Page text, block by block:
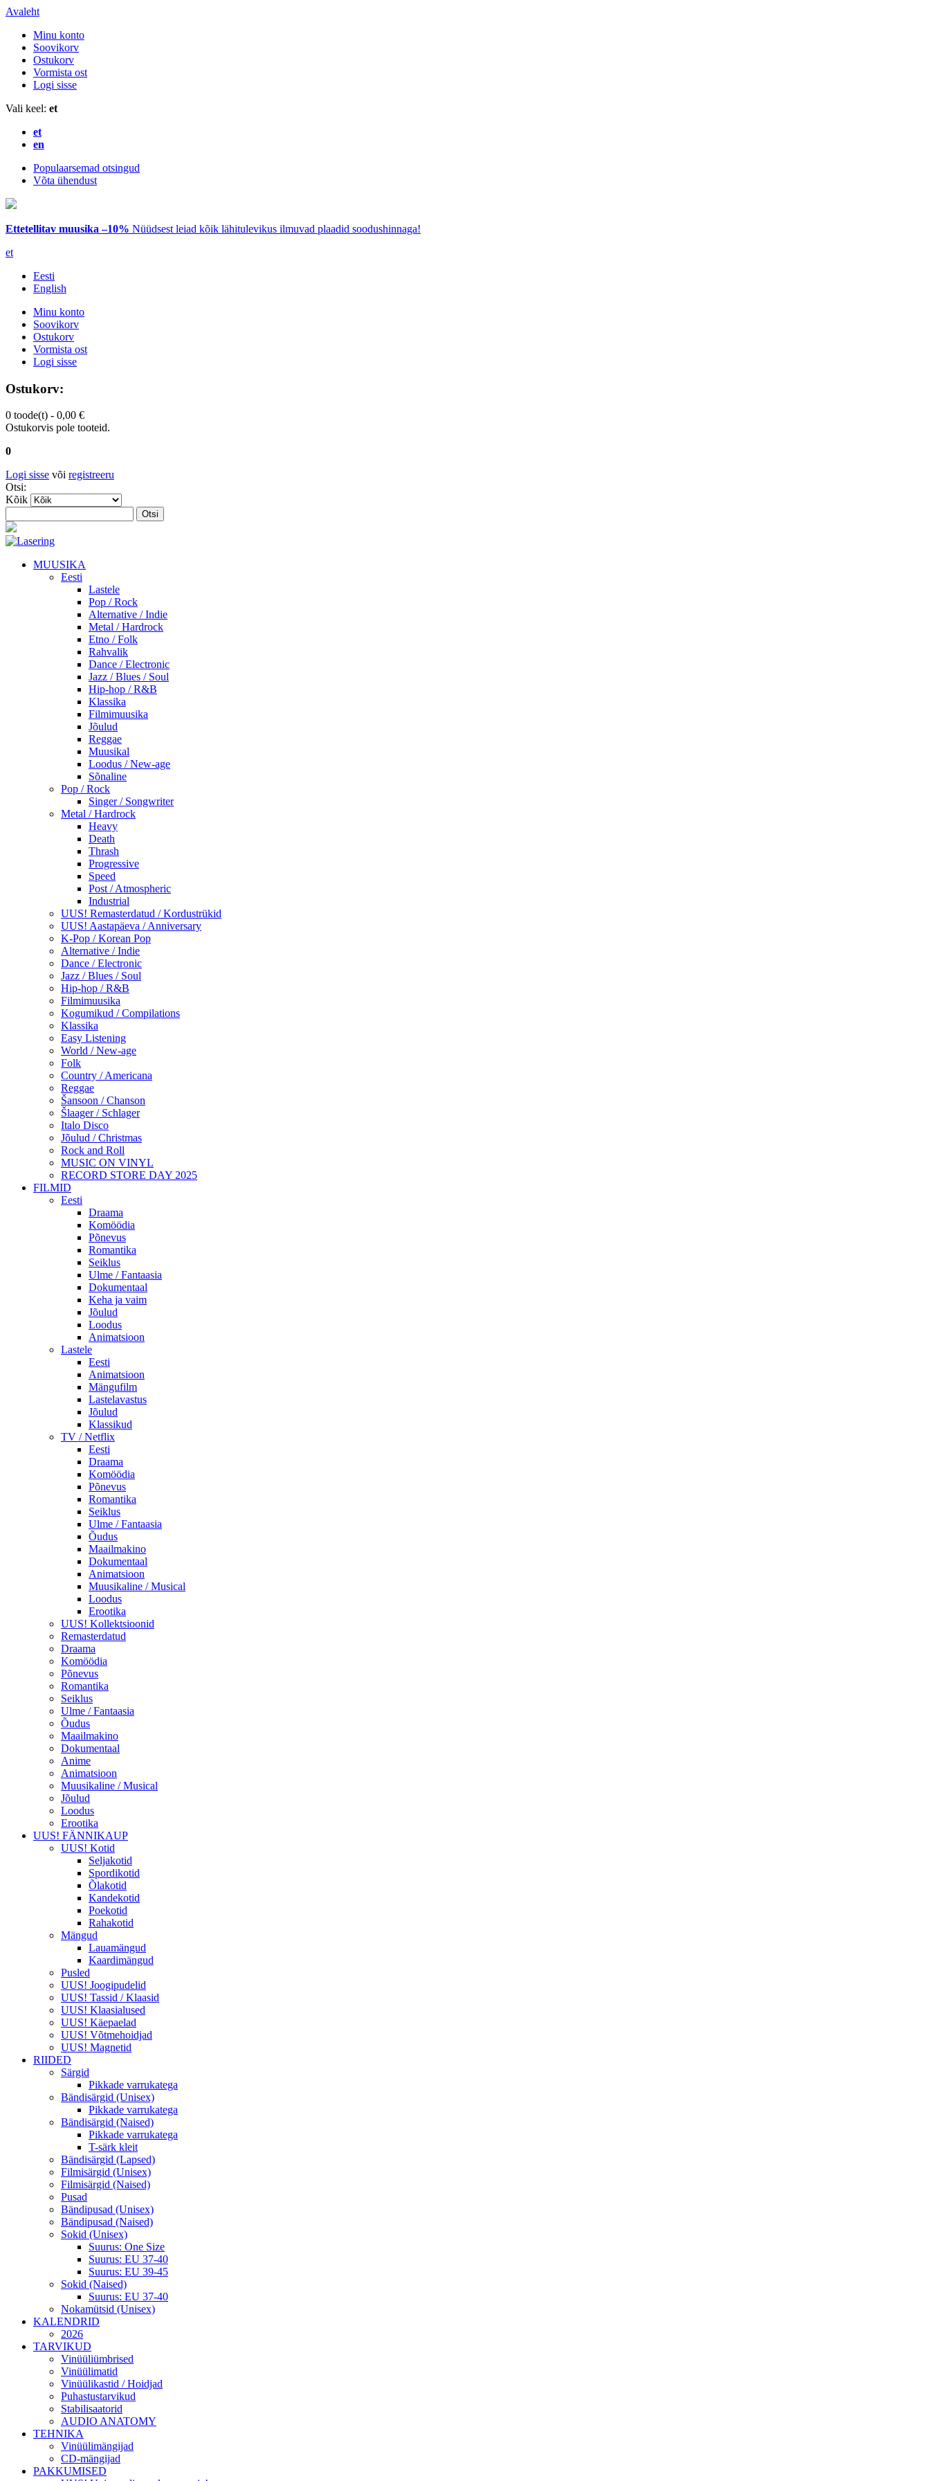
Avaleht
Minu konto
Soovikorv
Ostukorv
Vormista ost
Logi sisse
Vali keel: et
et
en
Populaarsemad otsingud
Võta ühendust
Ettetellitav muusika –10% Nüüdsest leiad kõik lähitulevikus ilmuvad plaadid soodushinnaga!
et
Eesti
English
Minu konto
Soovikorv
Ostukorv
Vormista ost
Logi sisse
Ostukorv:
0 toode(t) - 0,00 €
Ostukorvis pole tooteid.
0
Logi sisse või registreeru
Otsi:
Kõik
Otsi
MUUSIKA
Eesti
Lastele
Pop / Rock
Alternative / Indie
Metal / Hardrock
Etno / Folk
Rahvalik
Dance / Electronic
Jazz / Blues / Soul
Hip-hop / R&B
Klassika
Filmimuusika
Jõulud
Reggae
Muusikal
Loodus / New-age
Sõnaline
Pop / Rock
Singer / Songwriter
Metal / Hardrock
Heavy
Death
Thrash
Progressive
Speed
Post / Atmospheric
Industrial
UUS! Remasterdatud / Kordustrükid
UUS! Aastapäeva / Anniversary
K-Pop / Korean Pop
Alternative / Indie
Dance / Electronic
Jazz / Blues / Soul
Hip-hop / R&B
Filmimuusika
Kogumikud / Compilations
Klassika
Easy Listening
World / New-age
Folk
Country / Americana
Reggae
Šansoon / Chanson
Šlaager / Schlager
Italo Disco
Jõulud / Christmas
Rock and Roll
MUSIC ON VINYL
RECORD STORE DAY 2025
FILMID
Eesti
Draama
Komöödia
Põnevus
Romantika
Seiklus
Ulme / Fantaasia
Dokumentaal
Keha ja vaim
Jõulud
Loodus
Animatsioon
Lastele
Eesti
Animatsioon
Mängufilm
Lastelavastus
Jõulud
Klassikud
TV / Netflix
Eesti
Draama
Komöödia
Põnevus
Romantika
Seiklus
Ulme / Fantaasia
Õudus
Maailmakino
Dokumentaal
Animatsioon
Muusikaline / Musical
Loodus
Erootika
UUS! Kollektsioonid
Remasterdatud
Draama
Komöödia
Põnevus
Romantika
Seiklus
Ulme / Fantaasia
Õudus
Maailmakino
Dokumentaal
Anime
Animatsioon
Muusikaline / Musical
Jõulud
Loodus
Erootika
UUS! FÄNNIKAUP
UUS! Kotid
Seljakotid
Spordikotid
Õlakotid
Kandekotid
Poekotid
Rahakotid
Mängud
Lauamängud
Kaardimängud
Pusled
UUS! Joogipudelid
UUS! Tassid / Klaasid
UUS! Klaasialused
UUS! Käepaelad
UUS! Võtmehoidjad
UUS! Magnetid
RIIDED
Särgid
Pikkade varrukatega
Bändisärgid (Unisex)
Pikkade varrukatega
Bändisärgid (Naised)
Pikkade varrukatega
T-särk kleit
Bändisärgid (Lapsed)
Filmisärgid (Unisex)
Filmisärgid (Naised)
Pusad
Bändipusad (Unisex)
Bändipusad (Naised)
Sokid (Unisex)
Suurus: One Size
Suurus: EU 37-40
Suurus: EU 39-45
Sokid (Naised)
Suurus: EU 37-40
Nokamütsid (Unisex)
KALENDRID
2026
TARVIKUD
Vinüüliümbrised
Vinüülimatid
Vinüülikastid / Hoidjad
Puhastustarvikud
Stabilisaatorid
AUDIO ANATOMY
TEHNIKA
Vinüülimängijad
CD-mängijad
PAKKUMISED